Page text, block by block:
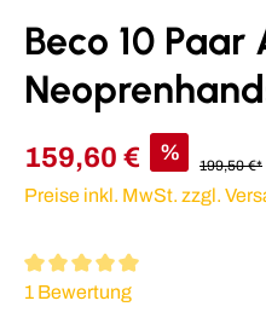
Beco 10 Paar
159,60 € %
199,50 €*
Preise inkl. MwSt. zzgl.
Durchschnittliche
1 Bewertung